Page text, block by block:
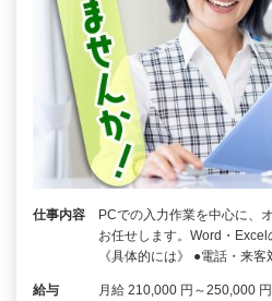
仕事内容
PCでの入力作業を中心に、
お任せします。Word・Excel
《具体的には》 ●電話・来
給与
月給 210,000 円～250,000